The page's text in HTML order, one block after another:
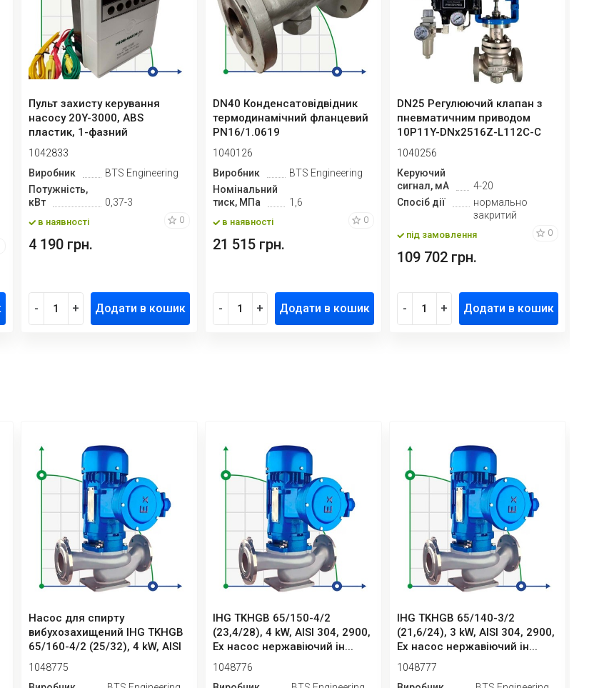
Пульт захисту керування
насосу 20Y-3000, ABS
пластик, 1-фазний
220В-240В, 0,3...
1042833
Виробник
BTS Engineering
Потужність,
кВт
0,37-3
в наявності 0
4 190 грн.
- + Додати в кошик
DN40 Конденсатовідвідник
термодинамічний фланцевий
PN16/1.0619
1040126
Виробник
BTS Engineering
Номінальний
тиск, МПа
1,6
в наявності 0
21 515 грн.
- + Додати в кошик
DN25 Регулюючий клапан з
пневматичним приводом
10Р11Y-DNx2516Z-L112C-C
(корпу...
1040256
Керуючий
сигнал, мА
4-20
Спосіб дії
нормально
закритий
під замовлення 0
109 702 грн.
- + Додати в кошик
Насос для спирту
вибухозахищений IHG TKHGB
65/160-4/2 (25/32), 4 kW, AISI
304...
1048775
IHG TKHGB 65/150-4/2
(23,4/28), 4 kW, AISI 304, 2900,
Ex насос нержавіючий ін...
1048776
IHG TKHGB 65/140-3/2
(21,6/24), 3 kW, AISI 304, 2900,
Ex насос нержавіючий ін...
1048777